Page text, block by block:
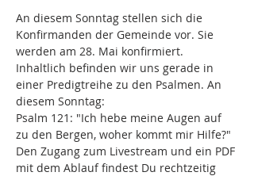
An diesem Sonntag stellen sich die
Konfirmanden der Gemeinde vor. Sie
werden am 28. Mai konfirmiert.
Inhaltlich befinden wir uns gerade in
einer Predigtreihe zu den Psalmen. An
diesem Sonntag:
Psalm 121: "Ich hebe meine Augen auf
zu den Bergen, woher kommt mir Hilfe?"
Den Zugang zum Livestream und ein PDF
mit dem Ablauf findest Du rechtzeitig